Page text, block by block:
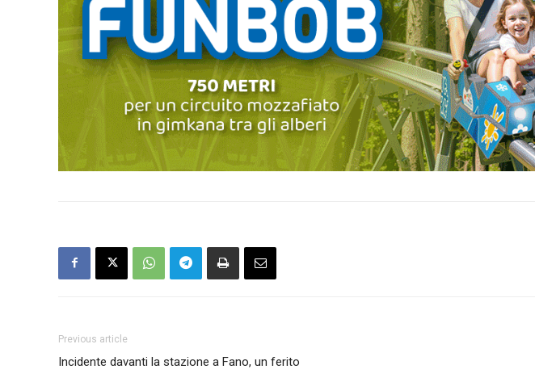
Previous article
Incidente davanti la stazione a Fano, un ferito